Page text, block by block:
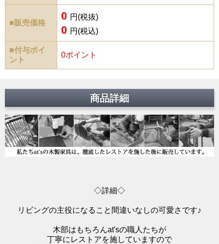
■販売価格
0 円(税抜)
0 円(税込)
■付与ポイ
ント
0ポイント
商品詳細
◇詳細◇
リビングの主役になること間違いなしの可愛さです♪
木部はもちろんat'sの職人たちが
丁寧にレストアを施していますので